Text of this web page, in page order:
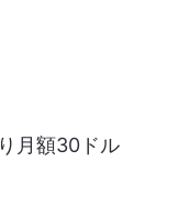
月額30ドル